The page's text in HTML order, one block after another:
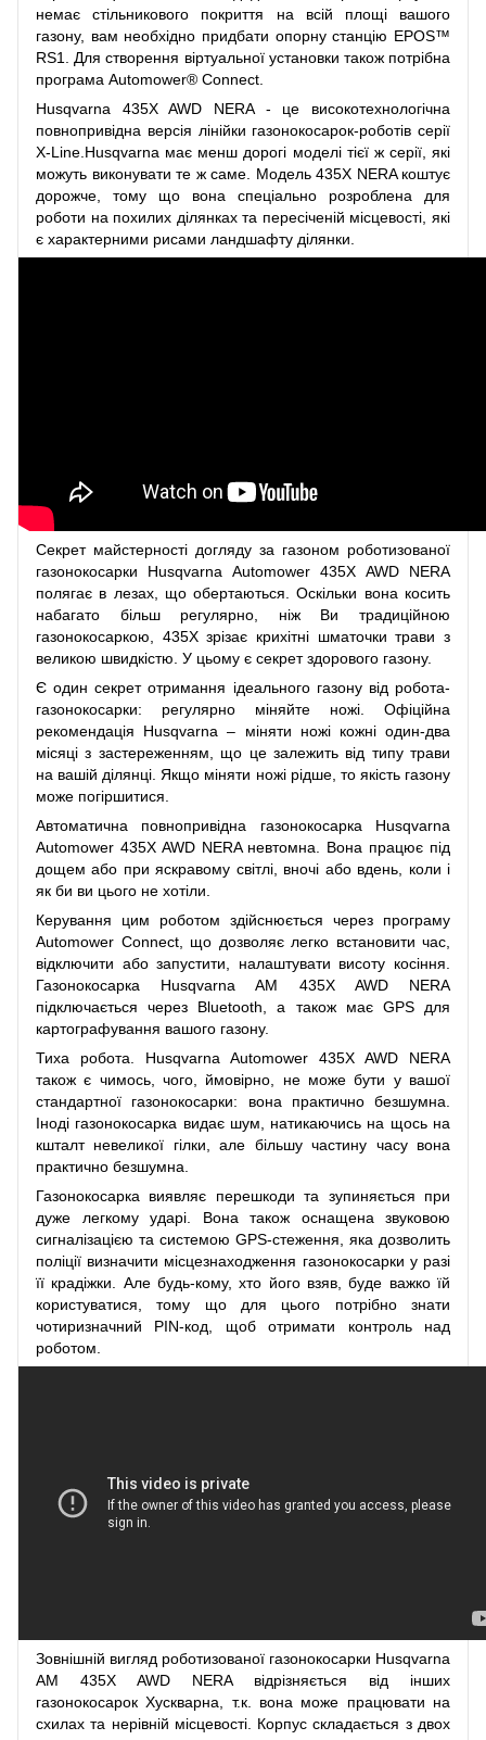
немає стільникового покриття на всій площі вашого
газону, вам необхідно придбати опорну станцію EPOS™
RS1. Для створення віртуальної установки також потрібна
програма Automower® Connect.
Husqvarna 435X AWD NERA - це високотехнологічна
повнопривідна версія лінійки газонокосарок-роботів серії
X-Line.Husqvarna має менш дорогі моделі тієї ж серії, які
можуть виконувати те ж саме. Модель 435X NERA коштує
дорожче, тому що вона спеціально розроблена для
роботи на похилих ділянках та пересіченій місцевості, які
є характерними рисами ландшафту ділянки.
Секрет майстерності догляду за газоном роботизованої
газонокосарки Husqvarna Automower 435X AWD NERA
полягає в лезах, що обертаються. Оскільки вона косить
набагато більш регулярно, ніж Ви традиційною
газонокосаркою, 435X зрізає крихітні шматочки трави з
великою швидкістю. У цьому є секрет здорового газону.
Є один секрет отримання ідеального газону від робота-
газонокосарки: регулярно міняйте ножі. Офіційна
рекомендація Husqvarna – міняти ножі кожні один-два
місяці з застереженням, що це залежить від типу трави
на вашій ділянці. Якщо міняти ножі рідше, то якість газону
може погіршитися.
Автоматична повнопривідна газонокосарка Husqvarna
Automower 435X AWD NERA невтомна. Вона працює під
дощем або при яскравому світлі, вночі або вдень, коли і
як би ви цього не хотіли.
Керування цим роботом здійснюється через програму
Automower Connect, що дозволяє легко встановити час,
відключити або запустити, налаштувати висоту косіння.
Газонокосарка Husqvarna AM 435X AWD NERA
підключається через Bluetooth, а також має GPS для
картографування вашого газону.
Тиха робота. Husqvarna Automower 435X AWD NERA
також є чимось, чого, ймовірно, не може бути у вашої
стандартної газонокосарки: вона практично безшумна.
Іноді газонокосарка видає шум, натикаючись на щось на
кшталт невеликої гілки, але більшу частину часу вона
практично безшумна.
Газонокосарка виявляє перешкоди та зупиняється при
дуже легкому ударі. Вона також оснащена звуковою
сигналізацією та системою GPS-стеження, яка дозволить
поліції визначити місцезнаходження газонокосарки у разі
її крадіжки. Але будь-кому, хто його взяв, буде важко їй
користуватися, тому що для цього потрібно знати
чотиризначний PIN-код, щоб отримати контроль над
роботом.
Зовнішній вигляд роботизованої газонокосарки Husqvarna
AM 435X AWD NERA відрізняється від інших
газонокосарок Хускварна, т.к. вона може працювати на
схилах та нерівній місцевості. Корпус складається з двох